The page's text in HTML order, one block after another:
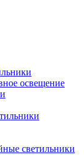
освещение
светильники